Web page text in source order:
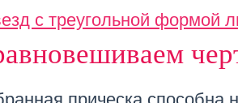
с треугольной формой
прическа способна